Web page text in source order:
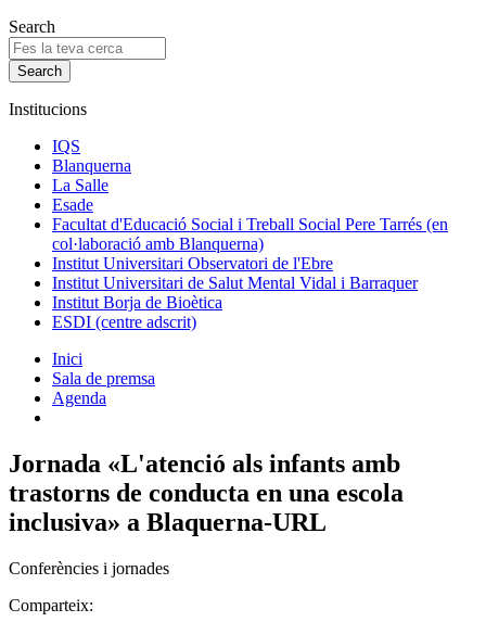
Search
Institucions
IQS
Blanquerna
La Salle
Esade
Facultat d'Educació Social i Treball Social Pere Tarrés (en
col·laboració amb Blanquerna)
Institut Universitari Observatori de l'Ebre
Institut Universitari de Salut Mental Vidal i Barraquer
Institut Borja de Bioètica
ESDI (centre adscrit)
Inici
Sala de premsa
Agenda
Jornada «L'atenció als infants amb
trastorns de conducta en una escola
inclusiva» a Blaquerna-URL
Conferències i jornades
Comparteix: